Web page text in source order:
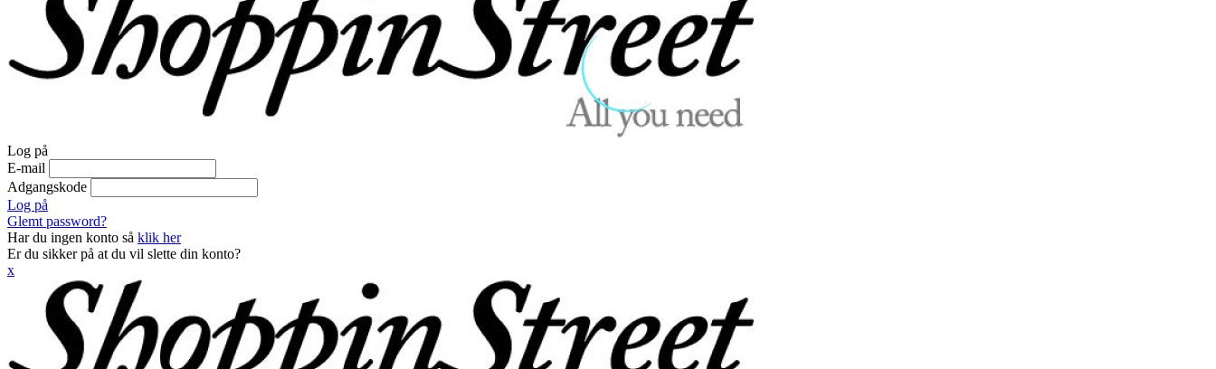
Log på
E-mail
Adgangskode
Log på
Glemt password?
Har du ingen konto så klik her
Er du sikker på at du vil slette din konto?
x